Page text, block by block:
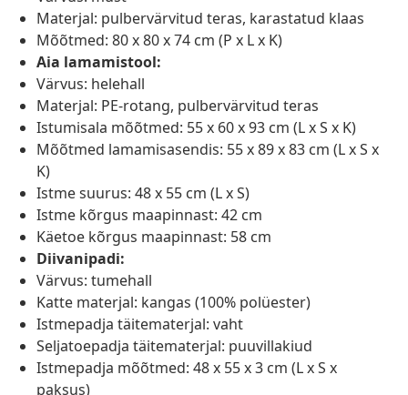
Materjal: pulbervärvitud teras, karastatud klaas
Mõõtmed: 80 x 80 x 74 cm (P x L x K)
Aia lamamistool:
Värvus: helehall
Materjal: PE-rotang, pulbervärvitud teras
Istumisala mõõtmed: 55 x 60 x 93 cm (L x S x K)
Mõõtmed lamamisasendis: 55 x 89 x 83 cm (L x S x
K)
Istme suurus: 48 x 55 cm (L x S)
Istme kõrgus maapinnast: 42 cm
Käetoe kõrgus maapinnast: 58 cm
Diivanipadi:
Värvus: tumehall
Katte materjal: kangas (100% polüester)
Istmepadja täitematerjal: vaht
Seljatoepadja täitematerjal: puuvillakiud
Istmepadja mõõtmed: 48 x 55 x 3 cm (L x S x
paksus)